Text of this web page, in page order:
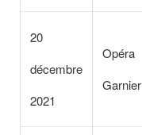
20
décembre
2021
Opéra
Garnier